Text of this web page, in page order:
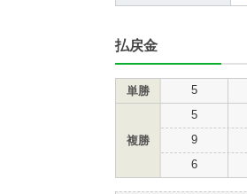
払戻金
単勝 5
複勝
5
9
6